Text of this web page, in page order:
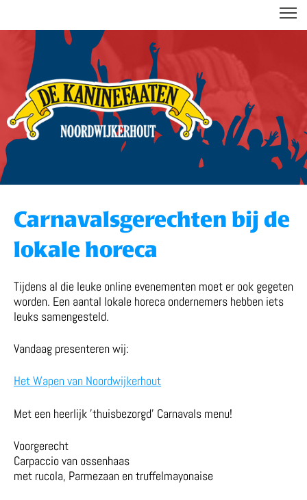
Carnavalsgerechten bij de
lokale horeca
Tijdens al die leuke online evenementen moet er ook gegeten
worden. Een aantal lokale horeca ondernemers hebben iets
leuks samengesteld.
Vandaag presenteren wij:
Het Wapen van Noordwijkerhout
Met een heerlijk ’thuisbezorgd’ Carnavals menu!
Voorgerecht
Carpaccio van ossenhaas
met rucola, Parmezaan en truffelmayonaise